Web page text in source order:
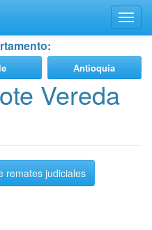
Antioquia
Vereda
remates judiciales